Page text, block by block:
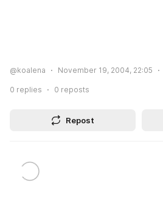
@koalena November 19, 2004, 22:05
0 replies 0 reposts
Repost